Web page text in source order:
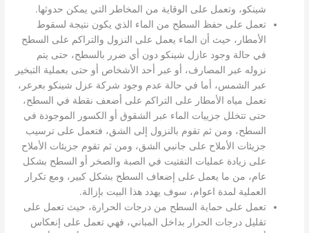
شينكو، وتعمل على الوقاية من المخاطر التي يمكن حدوثها.
تعمل على حفظ السطح من الماء الذي يكون نتيجة لسقوط
الأمطار، حيث أن الماء يعمل على النزول والتراكم على السطح
في حالة وجود عازل شينكو دون أي ضرر بالسطح، حتى يتم
نزوله عبر المصارف، أو عبر أحد الأشخاص أو حتى بعملية التبخير
عبر الشمس، أما في حالة عدم وجود شركة عزل شينكو بعرعر،
تعمل مياه الأمطار على التراكم على أضعف نقطة في السطح،
حتى تتخلل جزييات الماء عبر الشقوق أو الكسور الموجودة في
السطح، ومن ثم تقوم بالنزول إلى الشق، فتعمل على ترسيب
جزيئات الأملاح على جانبي الشق، ومن ثم تقوم جزيئات الأملاح
على زيادة عمليات التفتيت في الصبة والصخر أو السطح بشكل
عام، من ما يعمل على إضعاف السطح بشكل كبير، ومع تكرار
العملية لمدة اعوام، سوف يهدد هذا البيت بإزالة.
تعمل على حماية السطح من درجات الحرارة، حيث تعمل على
تقليل درجات الحرار بداخل المباني، فهي تعمل على إنعكاس